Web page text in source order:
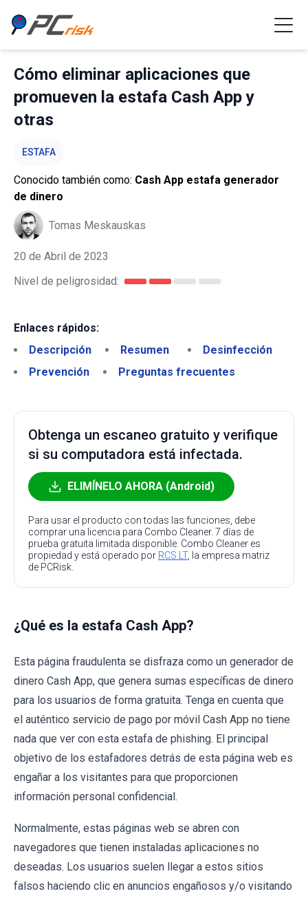
Cómo eliminar aplicaciones que
promueven la estafa Cash App y
otras
ESTAFA
Conocido también como: Cash App estafa generador
de dinero
Tomas Meskauskas
20 de Abril de 2023
Nivel de peligrosidad:
Enlaces rápidos:
Descripción
Resumen
Desinfección
Prevención
Preguntas frecuentes
Obtenga un escaneo gratuito y verifique
si su computadora está infectada.
ELIMÍNELO AHORA (Android)
Para usar el producto con todas las funciones, debe
comprar una licencia para Combo Cleaner. 7 días de
prueba gratuita limitada disponible. Combo Cleaner es
propiedad y está operado por RCS LT, la empresa matriz
de PCRisk.
¿Qué es la estafa Cash App?
Esta página fraudulenta se disfraza como un generador de
dinero Cash App, que genera sumas específicas de dinero
para los usuarios de forma gratuita. Tenga en cuenta que
el auténtico servicio de pago por móvil Cash App no tiene
nada que ver con esta estafa de phishing. El principal
objetivo de los estafadores detrás de esta página web es
engañar a los visitantes para que proporcionen
información personal confidencial.
Normalmente, estas páginas web se abren con
navegadores que tienen instaladas aplicaciones no
deseadas. Los usuarios suelen llegar a estos sitios
falsos haciendo clic en anuncios engañosos y/o visitando